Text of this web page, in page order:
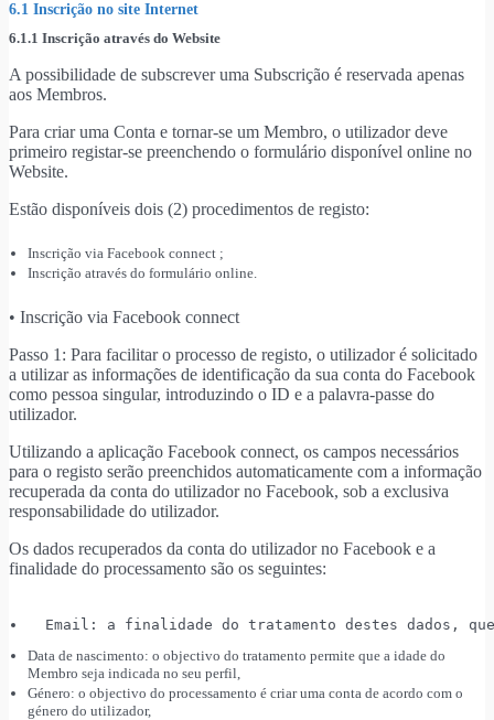
6.1 Inscrição no site Internet
6.1.1 Inscrição através do Website
A possibilidade de subscrever uma Subscrição é reservada apenas
aos Membros.
Para criar uma Conta e tornar-se um Membro, o utilizador deve
primeiro registar-se preenchendo o formulário disponível online no
Website.
Estão disponíveis dois (2) procedimentos de registo:
Inscrição via Facebook connect ;
Inscrição através do formulário online.
• Inscrição via Facebook connect
Passo 1: Para facilitar o processo de registo, o utilizador é solicitado
a utilizar as informações de identificação da sua conta do Facebook
como pessoa singular, introduzindo o ID e a palavra-passe do
utilizador.
Utilizando a aplicação Facebook connect, os campos necessários
para o registo serão preenchidos automaticamente com a informação
recuperada da conta do utilizador no Facebook, sob a exclusiva
responsabilidade do utilizador.
Os dados recuperados da conta do utilizador no Facebook e a
finalidade do processamento são os seguintes:
Email: a finalidade do tratamento destes dados,
Data de nascimento: o objectivo do tratamento permite que a idade do
Membro seja indicada no seu perfil,
Género: o objectivo do processamento é criar uma conta de acordo com o
género do utilizador,